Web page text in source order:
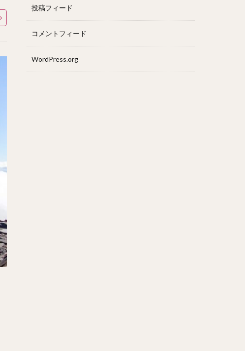
投稿フィード
コメントフィード
WordPress.org